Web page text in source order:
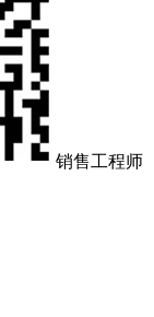
销售工程师